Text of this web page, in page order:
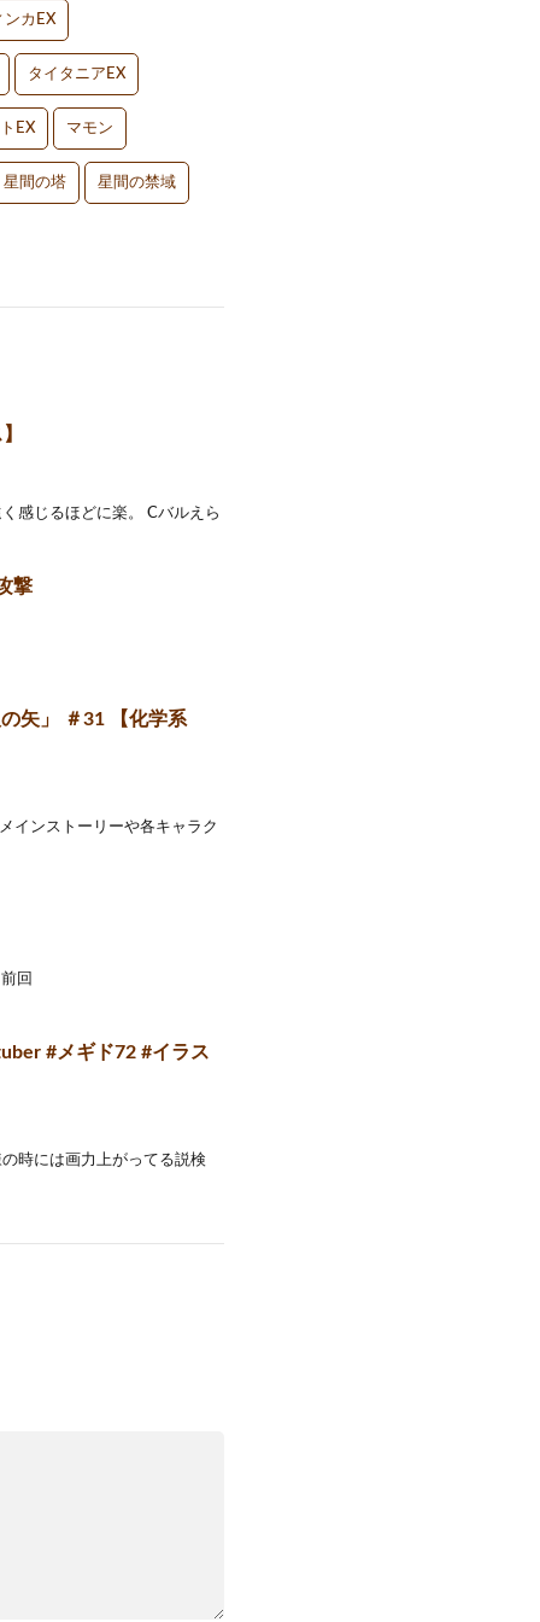
ンカEX
タイタニアEX
EX マモン
星間の塔 星間の禁域
感じるほどに楽。 Cバルえら
撃
矢」 ＃31 【化学系
インストーリーや各キャラク
回
#メギド72 #イラス
時には画力上がってる説検